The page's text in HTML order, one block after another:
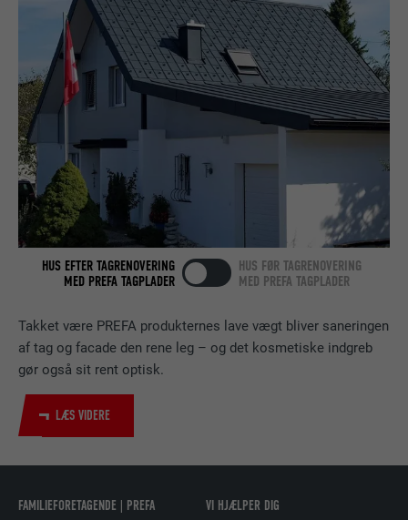
Takket være PREFA produkternes lave vægt bliver saneringen
af tag og facade den rene leg – og det kosmetiske indgreb
gør også sit rent optisk.
LÆS VIDERE
HUS EFTER TAGRENOVERING
MED PREFA TAGPLADER
HUS FØR TAGRENOVERING
MED PREFA TAGPLADER
FAMILIEFORETAGENDE | PREFA VI HJÆLPER DIG
FORMÅL
Bruges som en test, for at kontrollere, om
browseren tillader indstillinger af cookies.
Indeholder ingen identifikatorer.
FORLØB Session
FORMÅL
Indstilles af LinkedIn, når et websted
indeholder et indlejret "Følg os"-vindue.
NAVN
UDBYDER LinkedIn
FORLØB 2 år
Bruges af den sociale netværkstjeneste
tjenester.
UDBYDER
FORLØB 2 år
Bruges af den sociale netværkstjeneste